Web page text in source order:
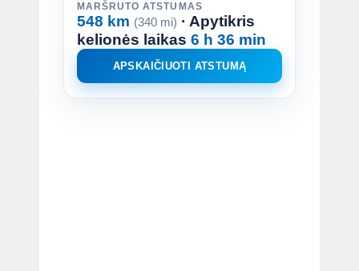
MARŠRUTO ATSTUMAS
548 km (340 mi) · Apytikris
kelionės laikas 6 h 36 min
APSKAIČIUOTI ATSTUMĄ